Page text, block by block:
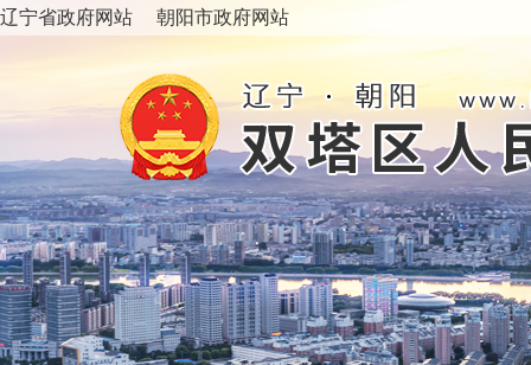
辽宁省政府网站 朝阳市政府网站